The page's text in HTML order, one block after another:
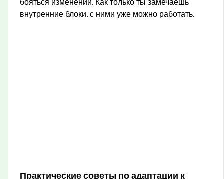
бояться изменений. Как только ты замечаешь
внутренние блоки, с ними уже можно работать.
Практические советы по адаптации к